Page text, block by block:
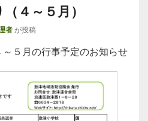
４～５月）
者が投稿
５月の行事予定のお知らせ